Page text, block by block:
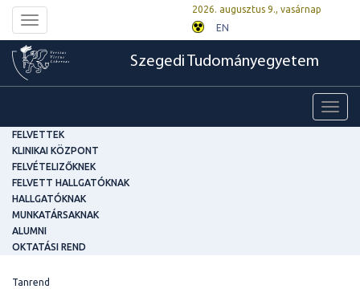
Toggle
navigation
2026. augusztus 9., vasárnap
EN
Szegedi Tudományegyetem
FELVETTEK
KLINIKAI KÖZPONT
FELVÉTELIZŐKNEK
FELVETT HALLGATÓKNAK
HALLGATÓKNAK
MUNKATÁRSAKNAK
ALUMNI
OKTATÁSI REND
Tanrend